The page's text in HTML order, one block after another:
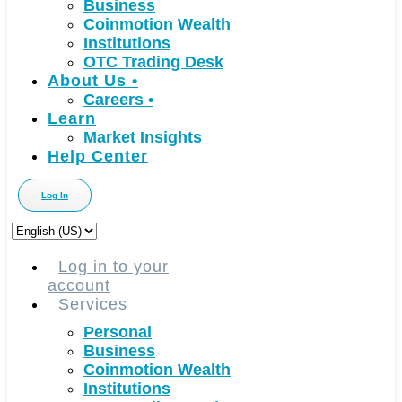
Business
Coinmotion Wealth
Institutions
OTC Trading Desk
About Us •
Careers •
Learn
Market Insights
Help Center
Log In
Choose
languageLog in to your
account
Services
Personal
Business
Coinmotion Wealth
Institutions